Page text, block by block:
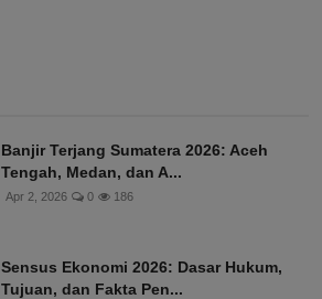
Banjir Terjang Sumatera 2026: Aceh
Tengah, Medan, dan A...
Apr 2, 2026 0 186
Sensus Ekonomi 2026: Dasar Hukum,
Tujuan, dan Fakta Pen...